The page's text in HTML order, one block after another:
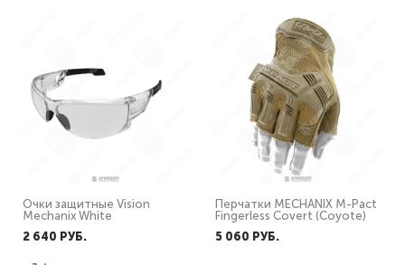
Очки защитные Vision
Mechanix White
2 640 PУБ.
Перчатки MECHANIX M-Pact
Fingerless Covert (Coyote)
5 060 PУБ.